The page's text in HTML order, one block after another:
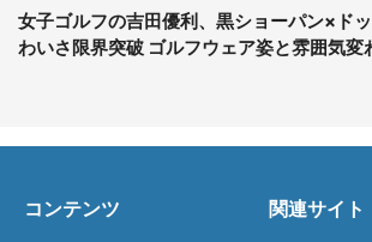
女子ゴルフの吉田優利、黒ショーパン×ド
わいさ限界突破 ゴルフウェア姿と雰囲気変
コンテンツ 関連サイト